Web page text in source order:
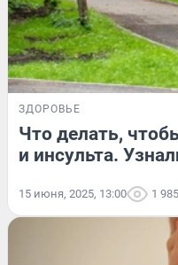
ЗДОРОВЬЕ
Что делать,
и инсульта.
15 июня, 2025, 13:00 1 985